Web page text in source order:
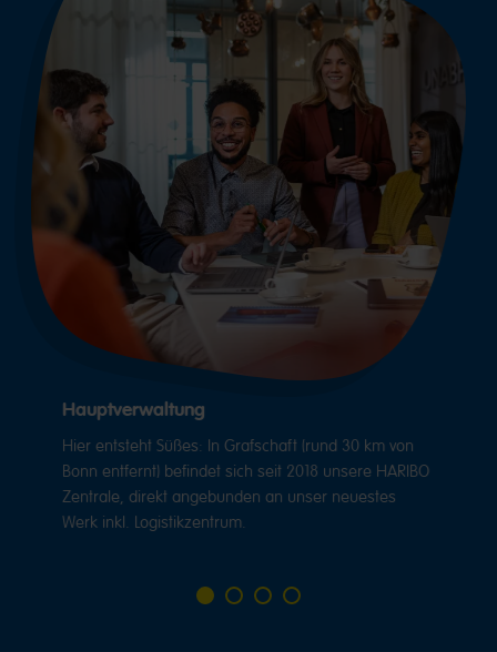
Hauptverwaltung
Hier entsteht Süßes: In Grafschaft (rund 30 km von
Bonn entfernt) befindet sich seit 2018 unsere HARIBO
Zentrale, direkt angebunden an unser neuestes
Werk inkl. Logistikzentrum.
Go Go Go Go